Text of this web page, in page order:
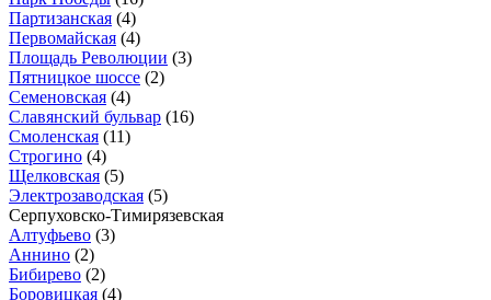
Партизанская (4)
Первомайская (4)
Площадь Революции (3)
Пятницкое шоссе (2)
Семеновская (4)
Славянский бульвар (16)
Смоленская (11)
Строгино (4)
Щелковская (5)
Электрозаводская (5)
Серпуховско-Тимирязевская
Алтуфьево (3)
Аннино (2)
Бибирево (2)
Боровицкая (4)